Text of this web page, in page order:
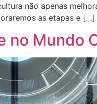
não apenas
as etapas e […]
no Mundo